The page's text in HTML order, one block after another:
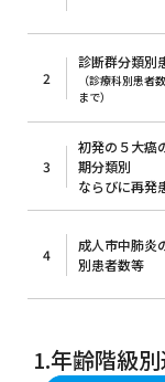
2
診断群分類別
（診療科別患者
まで）
3
初発の５大癌
期分類別
ならびに再発
4
成人市中肺炎
別患者数等
1.年齢階級